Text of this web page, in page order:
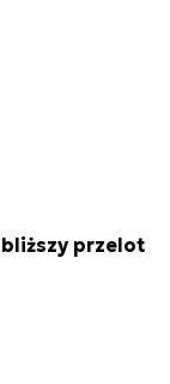
przelot